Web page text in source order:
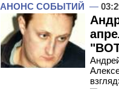
АНОНС СОБЫТИЙ —